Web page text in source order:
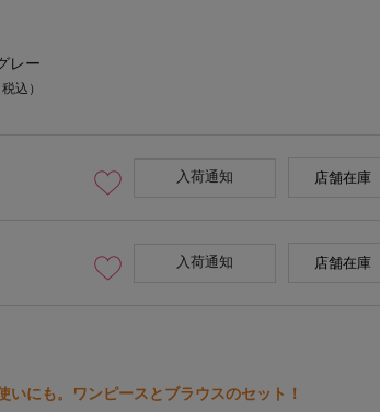
レー
税込）
入荷通知 店舗在庫
入荷通知 店舗在庫
いにも。ワンピースとブラウスのセット！